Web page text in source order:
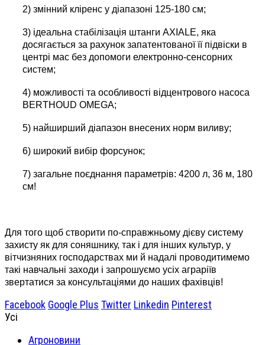
2) змінний кліренс у діапазоні 125-180 см;
3) ідеальна стабілізація штанги AXIALE, яка
досягається за рахунок запатентованої її підвіски в
центрі мас без допомоги електронно-сенсорних
систем;
4) можливості та особливості відцентрового насоса
BERTHОUD OMEGA;
5) найширший діапазон внесених норм виливу;
6) широкий вибір форсунок;
7) загальне поєднання параметрів: 4200 л, 36 м, 180
см!
Для того щоб створити по-справжньому дієву систему
захисту як для соняшнику, так і для інших культур, у
вітчизняних господарствах ми й надалі проводитимемо
такі навчальні заходи і запрошуємо усіх аграріїв
звертатися за консультаціями до наших фахівців!
Facebook Google Plus Twitter Linkedin Pinterest
Усі
Агроновини